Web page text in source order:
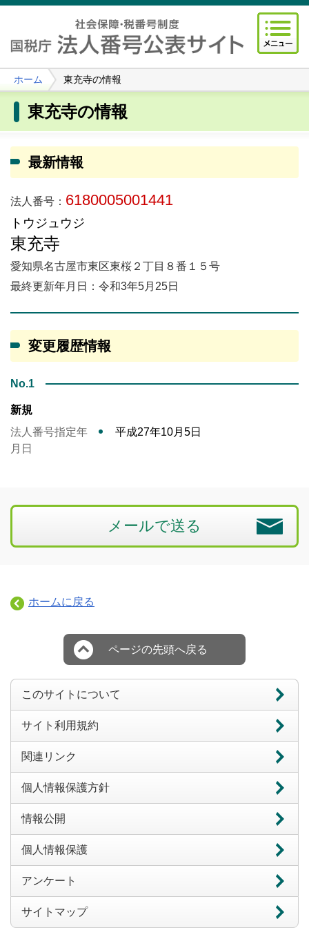
ホーム 東充寺の情報
東充寺の情報
最新情報
法人番号： 6180005001441
トウジュウジ
東充寺
愛知県名古屋市東区東桜２丁目８番１５号
最終更新年月日：令和3年5月25日
変更履歴情報
No.1
新規
法人番号指定年
月日
平成27年10月5日
メールで送る
ホームに戻る
ページの先頭へ戻る
このサイトについて
サイト利用規約
関連リンク
個人情報保護方針
情報公開
個人情報保護
アンケート
サイトマップ